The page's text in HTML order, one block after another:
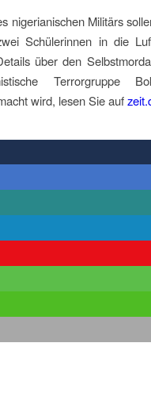
nigerianischen Militärs
Schülerinnen in die
über den
Terrorgruppe
wird, lesen Sie auf